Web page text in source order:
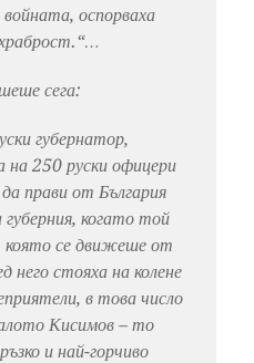
войната, оспорваха
сега:
губернатор,
250 руски офицери
прави от България
губерния, когато той
която се движеше от
него стояха на колене
в това число
Кисимов – то
и най-горчиво